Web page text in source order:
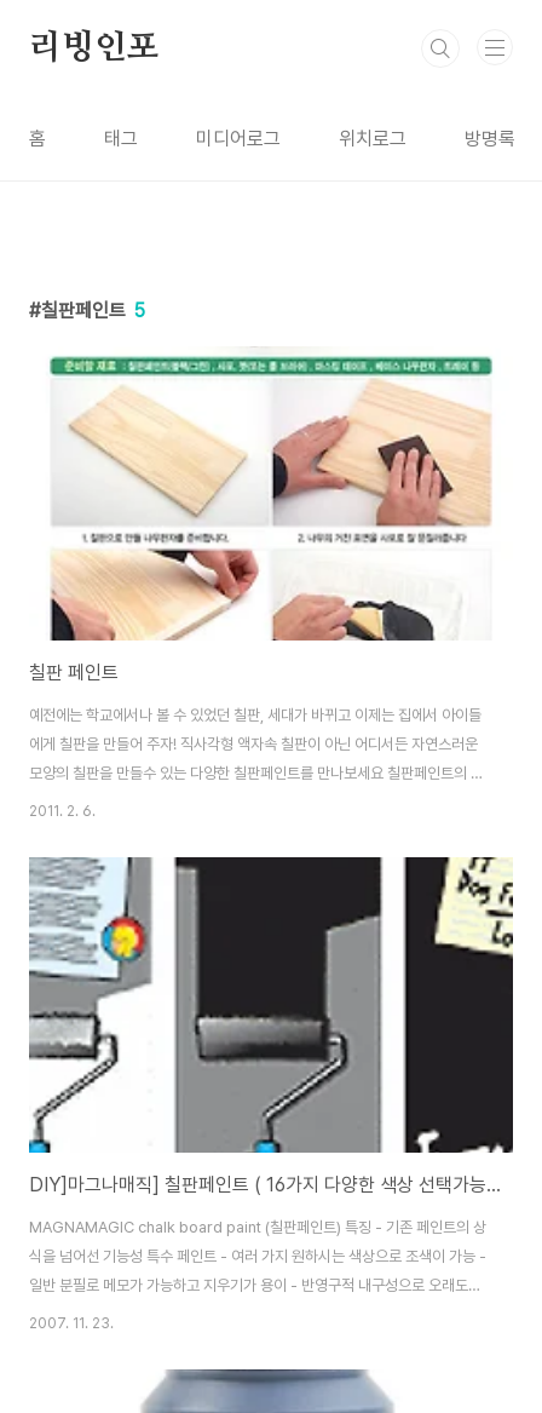
리빙인포
홈 태그 미디어로그 위치로그 방명록
칠판페인트 5
칠판 페인트
예전에는 학교에서나 볼 수 있었던 칠판, 세대가 바뀌고 이제는 집에서 아이들
에게 칠판을 만들어 주자! 직사각형 액자속 칠판이 아닌 어디서든 자연스러운
모양의 칠판을 만들수 있는 다양한 칠판페인트를 만나보세요 칠판페인트의 큰
특징은 언제 어디서든, 어떤 모양이든, 무엇이든 칠판으로 활용할 수 있다는 점
는 점이죠 무엇보다도 낙서하길 좋아하는 아이들이 있는 집이라면 아이들의 장
난에 깨끗한 벽지를 지킬(?)수 있다는 점입니다. 다양한 제품이 속속 출시되고
있는 다양한 칠판페인트 제품들.. 그럼 칠판페인트의 용도에 따른 종류와 간단
한 제작 방법을 소개해드립니다. - 사용방법 2회 반복하여 칠한후 36시간후
완전 건조하여 사용하세요 매끄러운 ..
2011. 2. 6.
DIY]마그나매직] 칠판페인트 ( 16가지 다양한 색상 선택가능 ) 236ml - 다크블랙
MAGNAMAGIC chalk board paint (칠판페인트) 특징 - 기존 페인트의 상
식을 넘어선 기능성 특수 페인트 - 여러 가지 원하시는 색상으로 조색이 가능 -
일반 분필로 메모가 가능하고 지우기가 용이 - 반영구적 내구성으로 오래도록
사용이 가능 도포면적 1QT 당 약 18㎡ - 24㎡ - 2회도장 (도장면에 따라
색으로 조색을 신청하셔도 됩니다.) ② 붓, 에어리스 등을 이용해서 부드럽게
발라줍니다. (칠판페인트는 입자가 워낙 미세하여 붓자국이 남지 않고 퍼지면
2007. 11. 23.